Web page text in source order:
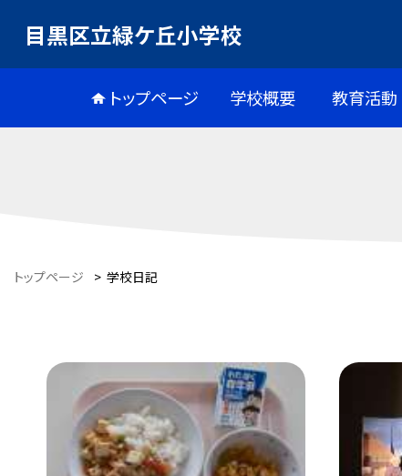
目黒区立緑ケ丘小学校
トップページ 学校概要 教育活動
トップページ > 学校日記